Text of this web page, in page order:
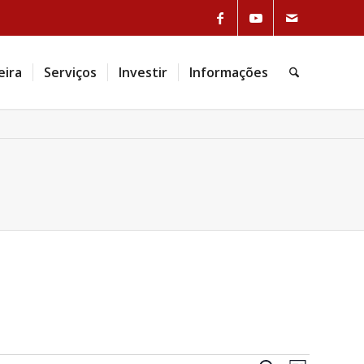
Serviços Investir Informações